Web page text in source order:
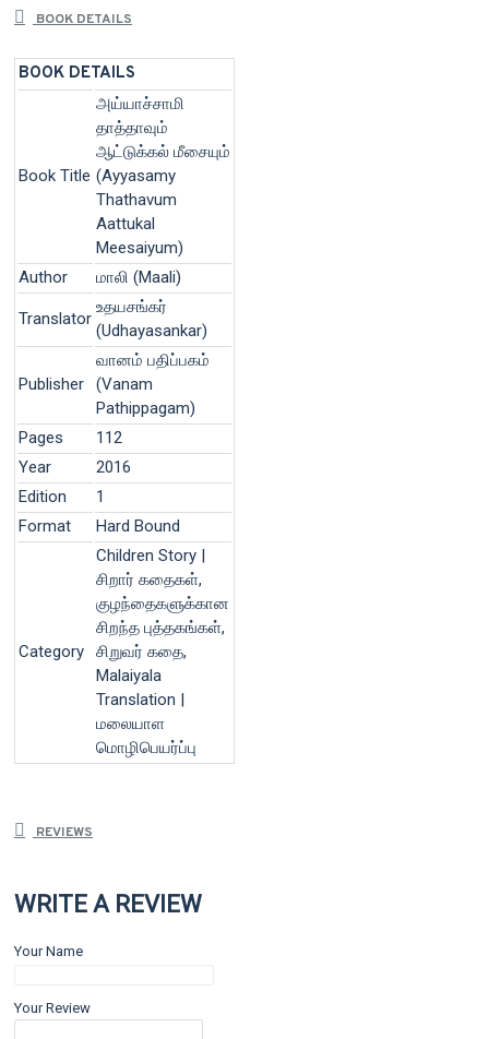
BOOK DETAILS
BOOK DETAILS
Book Title
அய்யாச்சாமி
தாத்தாவும்
ஆட்டுக்கல் மீசையும்
(Ayyasamy
Thathavum
Aattukal
Meesaiyum)
Author
மாலி (Maali)
Translator
உதயசங்கர்
(Udhayasankar)
Publisher
வானம் பதிப்பகம்
(Vanam
Pathippagam)
Pages
112
Year
2016
Edition
1
Format
Hard Bound
Category
Children Story |
சிறார் கதைகள்,
குழந்தைகளுக்கான
சிறந்த புத்தகங்கள்,
சிறுவர் கதை,
Malaiyala
Translation |
மலையாள
மொழிபெயர்ப்பு
REVIEWS
WRITE A REVIEW
Your Name
Your Review